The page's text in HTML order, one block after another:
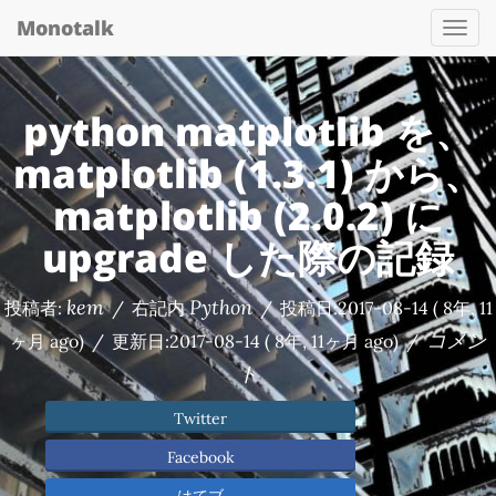
Monotalk
python matplotlib を、
matplotlib (1.3.1) から、
matplotlib (2.0.2) に
upgrade した際の記録
投稿者:kem / 右記内Python / 投稿日:2017-08-14( 8年, 11
ヶ月 ago) / 更新日:2017-08-14 ( 8年, 11ヶ月 ago) / コメン
ト
Twitter
Facebook